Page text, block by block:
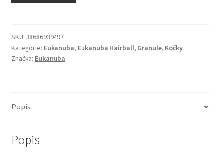
Odpočívadla pro kočky
Pamlsky pro kočky
Škrabadla pro kočky
SKU: 38686939497
Kategorie: Eukanuba, Eukanuba Hairball, Granule, Kočky
Značka: Eukanuba
Popis
Popis